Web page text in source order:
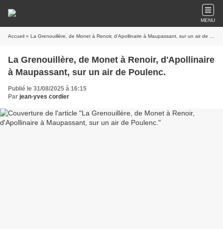
MENU
Accueil » La Grenouillère, de Monet à Renoir, d'Apollinaire à Maupassant, sur un air de Poulenc.
La Grenouillère, de Monet à Renoir, d'Apollinaire
à Maupassant, sur un air de Poulenc.
Publié le 31/08/2025 à 16:15
Par jean-yves cordier